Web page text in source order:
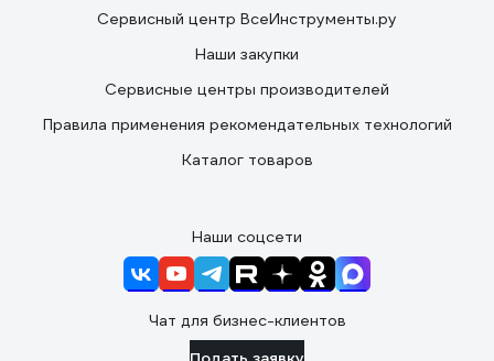
Сервисный центр ВсеИнструменты.ру
Наши закупки
Сервисные центры производителей
Правила применения рекомендательных технологий
Каталог товаров
Наши соцсети
Чат для бизнес-клиентов